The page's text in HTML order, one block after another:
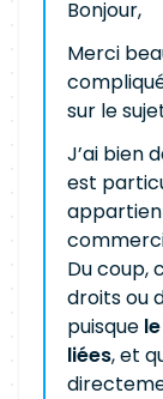
Bonjour,
Merci
sur le
J’ai bien
est
Du coup,
droits ou
puisque
liées, et